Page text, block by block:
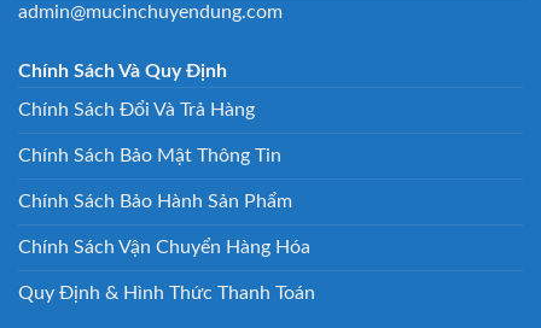
admin@mucinchuyendung.com
Chính Sách Và Quy Định
Chính Sách Đổi Và Trả Hàng
Chính Sách Bảo Mật Thông Tin
Chính Sách Bảo Hành Sản Phẩm
Chính Sách Vận Chuyển Hàng Hóa
Quy Định & Hình Thức Thanh Toán